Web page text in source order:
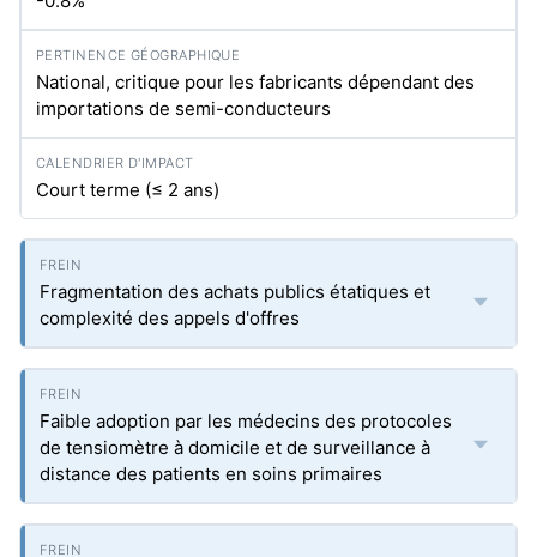
National, critique pour les fabricants dépendant des
importations de semi-conducteurs
Court terme (≤ 2 ans)
Fragmentation des achats publics étatiques et
complexité des appels d'offres
Faible adoption par les médecins des protocoles
de tensiomètre à domicile et de surveillance à
distance des patients en soins primaires